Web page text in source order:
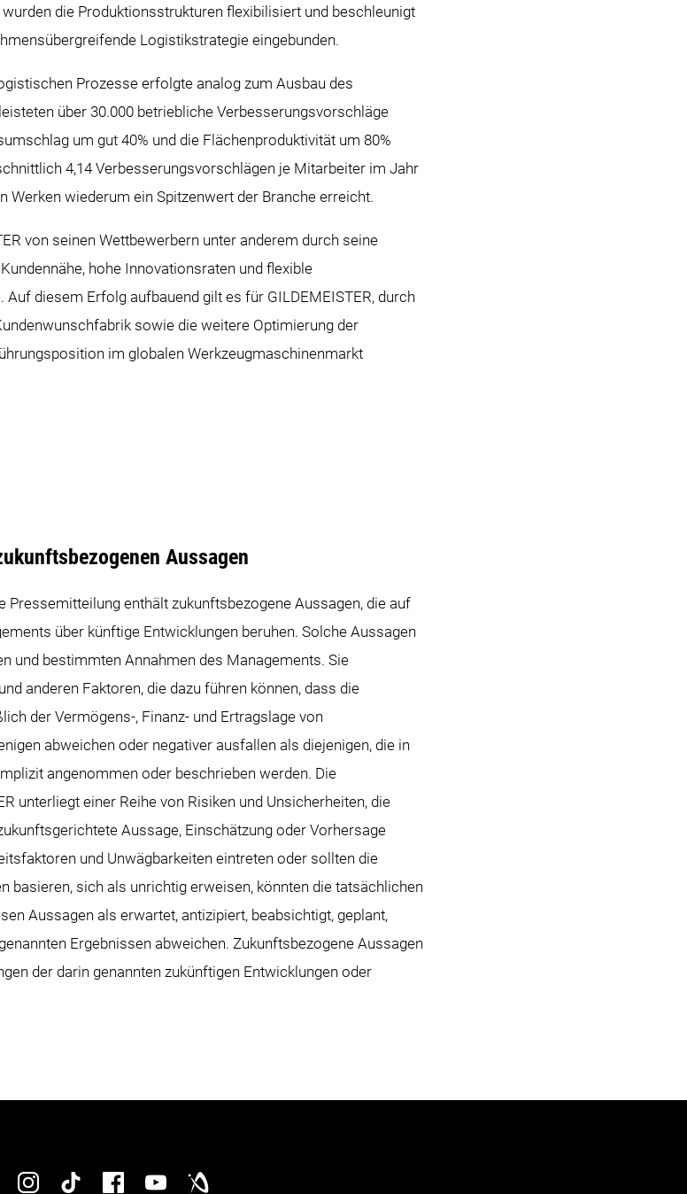
die Produktionsstrukturen flexibilisiert und beschleunigt
Logistikstrategie eingebunden.
Prozesse erfolgte analog zum Ausbau des
über 30.000 betriebliche Verbesserungsvorschläge
um gut 40% und die Flächenproduktivität um 80%
4,14 Verbesserungsvorschlägen je Mitarbeiter im Jahr
Werken wiederum ein Spitzenwert der Branche erreicht.
von seinen Wettbewerbern unter anderem durch seine
hohe Innovationsraten und flexible
diesem Erfolg aufbauend gilt es für GILDEMEISTER, durch
sowie die weitere Optimierung der
im globalen Werkzeugmaschinenmarkt
Aussagen
Pressemitteilung enthält zukunftsbezogene Aussagen, die auf
über künftige Entwicklungen beruhen. Solche Aussagen
und bestimmten Annahmen des Managements. Sie
anderen Faktoren, die dazu führen können, dass die
der Vermögens-, Finanz- und Ertragslage von
abweichen oder negativer ausfallen als diejenigen, die in
angenommen oder beschrieben werden. Die
unterliegt einer Reihe von Risiken und Unsicherheiten, die
Aussage, Einschätzung oder Vorhersage
und Unwägbarkeiten eintreten oder sollten die
basieren, sich als unrichtig erweisen, könnten die tatsächlichen
Aussagen als erwartet, antizipiert, beabsichtigt, geplant,
Ergebnissen abweichen. Zukunftsbezogene Aussagen
der darin genannten zukünftigen Entwicklungen oder